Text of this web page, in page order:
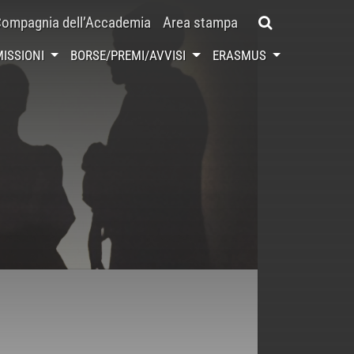
dell’Accademia Area stampa
BORSE/PREMI/AVVISI ERASMUS